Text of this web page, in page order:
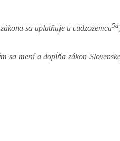
sa uplatňuje u cudzozemca5a
mení a dopĺňa zákon